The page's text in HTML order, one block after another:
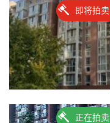
即将拍卖
正在拍卖